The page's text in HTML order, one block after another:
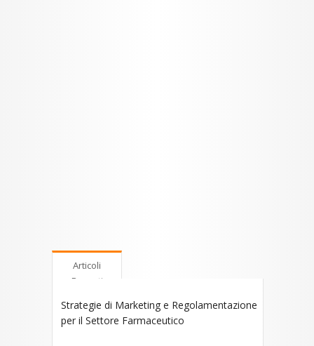
Articoli
Recenti
Strategie di Marketing e Regolamentazione
per il Settore Farmaceutico